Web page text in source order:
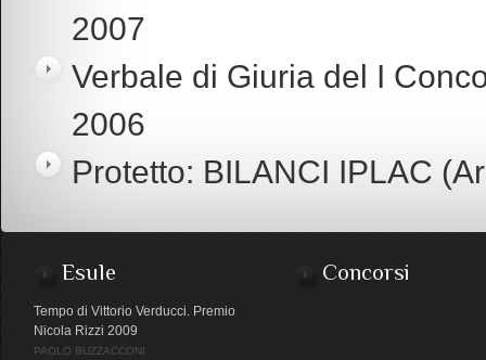
2007
Verbale di Giuria del I
2006
Protetto: BILANCI IPLAC
Esule
Tempo di Vittorio Verducci. Premio
Nicola Rizzi 2009
PAOLO BUZZACCONI
Concorsi